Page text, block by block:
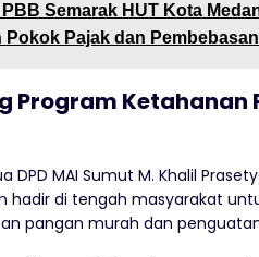
Semarak HUT Kota
Pajak dan
Program Ketahanan
DPD MAI Sumut M. Khalil
hadir di tengah masyarakat
pangan murah dan